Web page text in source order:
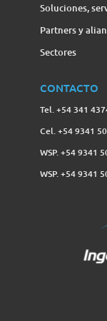
Soluciones,
Partners y
Sectores
CONTACTO
Tel. +54 341
Cel. +54 9341
WSP. +54 9341
WSP. +54 9341